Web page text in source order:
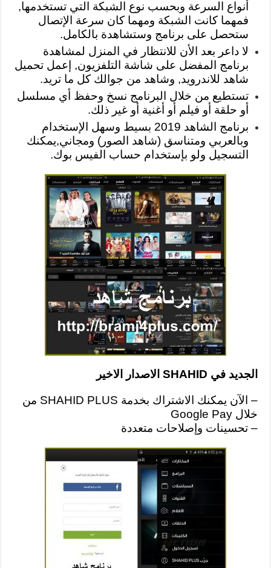
أنواع السرعة وبحسب نوع الشبكة التي تستخدمها,
فمهما كانت الشبكة ومهما كان سرعة الإتصال
ستحصل على برنامج وستشاهدة بالكامل.
لا داعر بعد الأن للانتظار في المنزل لمشاهدة
برنامج المفضل على شاشة التلفزيون, إعمل تحميل
شاهد للاندرويد, وشاهد من جوالك كل ما تريد.
تستطيع من خلال البرنامج نسخ وحفظ أي مسلسل
أو حلقة أو فيلم أو أغنية أو غير ذلك.
برنامج الشاهد 2019 بسيط وسهل الإستخدام
وبالعربي ومتناسق (شاهد الصور) ومجاني,يمكنك
التسجيل ولو بإستخدام حساب الفيس بوك.
الجديد في SHAHID الاصدار الاخير
– الآن يمكنك الاشتراك بخدمة SHAHID PLUS من
خلال Google Pay
– تحسينات وإصلاحات متعددة